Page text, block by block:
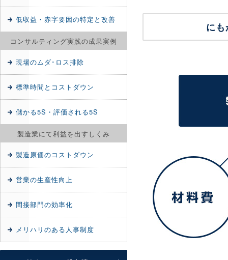
低収益・赤字要因の特定と改善
コンサルティング実践の成果実例
現場のムダ･ロス排除
標準時間とコストダウン
儲かる5S・評価される5S
製造業にて利益を出すしくみ
製造原価のコストダウン
営業の生産性向上
間接部門の効率化
メリハリのある人事制度
に